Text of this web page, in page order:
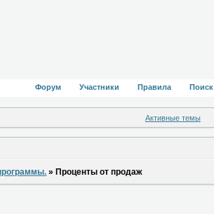
Форум Участники Правила Поиск
Активные темы
» Проценты от продаж